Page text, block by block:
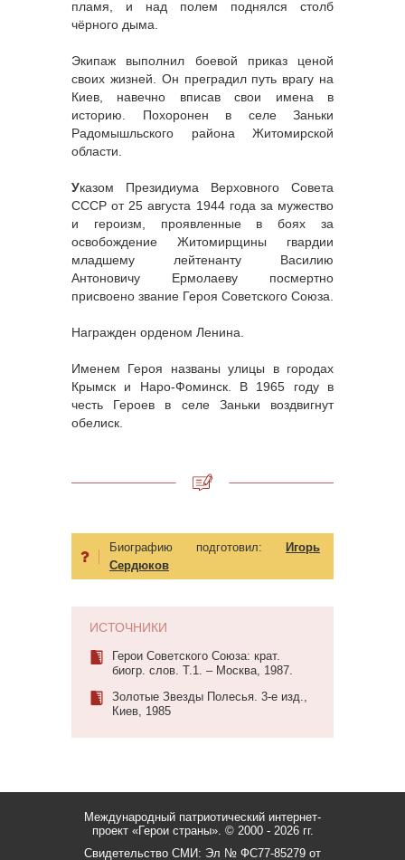
пламя, и над полем поднялся столб
чёрного дыма.
Экипаж выполнил боевой приказ ценой
своих жизней. Он преградил путь врагу на
Киев, навечно вписав свои имена в
историю. Похоронен в селе Заньки
Радомышльского района Житомирской
области.
Указом Президиума Верховного Совета
СССР от 25 августа 1944 года за мужество
и героизм, проявленные в боях за
освобождение Житомирщины гвардии
младшему лейтенанту Василию
Антоновичу Ермолаеву посмертно
присвоено звание Героя Советского Союза.
Награжден орденом Ленина.
Именем Героя названы улицы в городах
Крымск и Наро-Фоминск. В 1965 году в
честь Героев в селе Заньки воздвигнут
обелиск.
Биографию подготовил:
Игорь
Сердюков
ИСТОЧНИКИ
Герои Советского Союза: крат.
биогр. слов. Т.1. – Москва, 1987.
Золотые Звезды Полесья. 3-е изд.,
Киев, 1985
Международный патриотический интернет-
проект «Герои страны». © 2000 - 2026 гг.
Свидетельство СМИ: Эл № ФС77-85279 от